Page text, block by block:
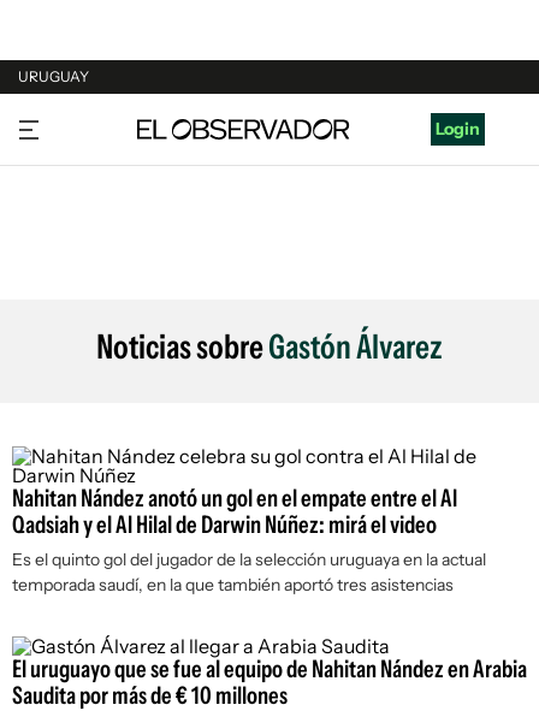
URUGUAY
URUGUAY
ARGENTINA
Login
Noticias sobreGastón Álvarez
Nahitan Nández anotó un gol en el empate entre el Al
Qadsiah y el Al Hilal de Darwin Núñez: mirá el video
Es el quinto gol del jugador de la selección uruguaya en la actual
temporada saudí, en la que también aportó tres asistencias
El uruguayo que se fue al equipo de Nahitan Nández en Arabia
Saudita por más de € 10 millones